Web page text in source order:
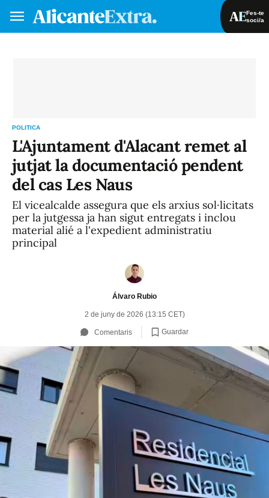
Fes-te
soci/a
POLITICA
L'Ajuntament d'Alacant remet al
jutjat la documentació pendent
del cas Les Naus
El vicealcalde assegura que els arxius sol·licitats
per la jutgessa ja han sigut entregats i inclou
material alié a l'expedient administratiu
principal
Álvaro Rubio
2 de juny de 2026 (13:15 CET)
Comentaris Guardar